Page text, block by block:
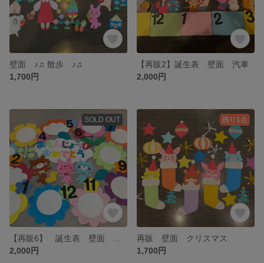
壁面 ♪♫ 散歩 ♪♫
1,700円
【再販2】誕生表 壁面 汽車
2,000円
SOLD OUT
2,000円
残り1点
再販 壁面 クリスマス
1,700円